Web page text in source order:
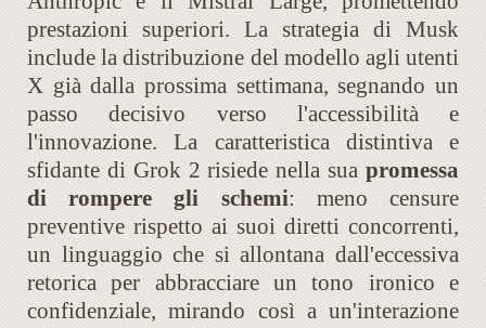
prestazioni superiori. La strategia di Musk
include la distribuzione del modello agli utenti
X già dalla prossima settimana, segnando un
passo decisivo verso l'accessibilità e
l'innovazione. La caratteristica distintiva e
sfidante di Grok 2 risiede nella sua promessa
di rompere gli schemi: meno censure
preventive rispetto ai suoi diretti concorrenti,
un linguaggio che si allontana dall'eccessiva
retorica per abbracciare un tono ironico e
confidenziale, mirando così a un'interazione